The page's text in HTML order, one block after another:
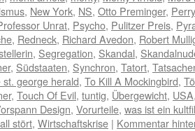
, New York, NS, Otto Preminger,
Unrat, Psycho, Pulitzer Preis,
, Redneck, Richard Avedon, Robert
, Segregation, Skandal,
, Südstaaten, Synchron, Tatort,
st. george herald, To Kill A Mockingbird,
, Touch Of Evil, tuntig, Übergewicht, USA
Design, Vorurteile, was ist ein
stört, Wirtschaftskrise | Kommentar